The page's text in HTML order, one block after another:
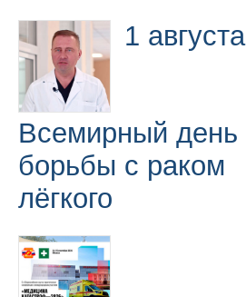
1 августа
Всемирный день
борьбы с раком
лёгкого